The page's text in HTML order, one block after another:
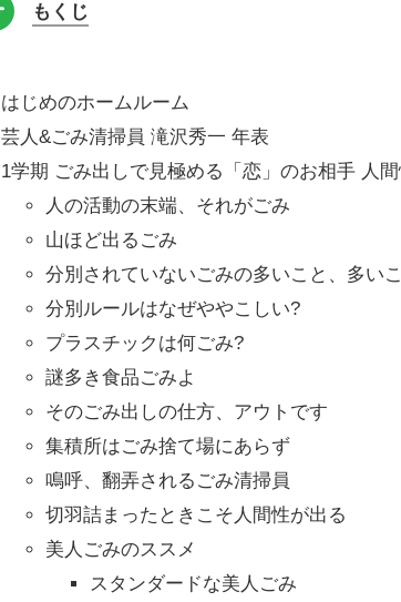
もくじ
はじめのホームルーム
芸人&ごみ清掃員 滝沢秀一 年表
1学期 ごみ出しで見極める「恋」のお相手 人
人の活動の末端、それがごみ
山ほど出るごみ
分別されていないごみの多いこと、多い
分別ルールはなぜややこしい?
プラスチックは何ごみ?
謎多き食品ごみよ
そのごみ出しの仕方、アウトです
集積所はごみ捨て場にあらず
鳴呼、翻弄されるごみ清掃員
切羽詰まったときこそ人間性が出る
美人ごみのススメ
スタンダードな美人ごみ